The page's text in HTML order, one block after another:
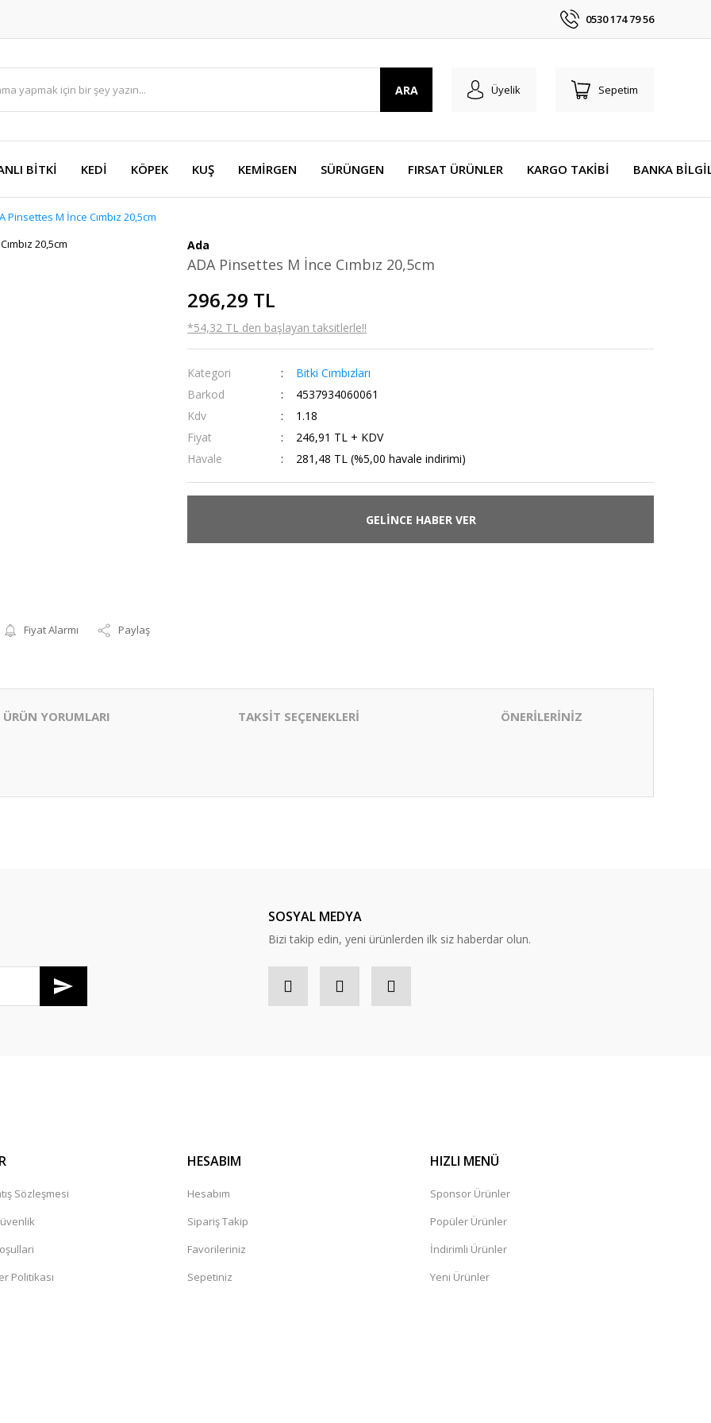
0530 174 79 56
ARA Üyelik Sepetim
BİTKİ KEDİ KÖPEK KUŞ KEMİRGEN SÜRÜNGEN FIRSAT ÜRÜNLER KARGO TAKİBİ BANKA
Pinsettes M İnce Cımbız 20,5cm
Fiyat Alarmı Paylaş
Ada
ADA Pinsettes M İnce Cımbız 20,5cm
296,29 TL
*54,32 TL den başlayan taksitlerle!!
Kategori
Bitki Cımbızları
Barkod
4537934060061
Kdv
1.18
Fiyat
246,91 TL + KDV
Havale
281,48 TL (%5,00 havale indirimi)
GELİNCE HABER VER
ÜRÜN YORUMLARI TAKSİT SEÇENEKLERİ ÖNERİLERİNİZ
SOSYAL MEDYA
Bizi takip edin, yeni ürünlerden ilk siz haberdar olun.
Sözleşmesi
Politikası
HESABIM
Hesabım
Sipariş Takip
Favorileriniz
Sepetiniz
HIZLI MENÜ
Sponsor Ürünler
Popüler Ürünler
İndirimli Ürünler
Yeni Ürünler